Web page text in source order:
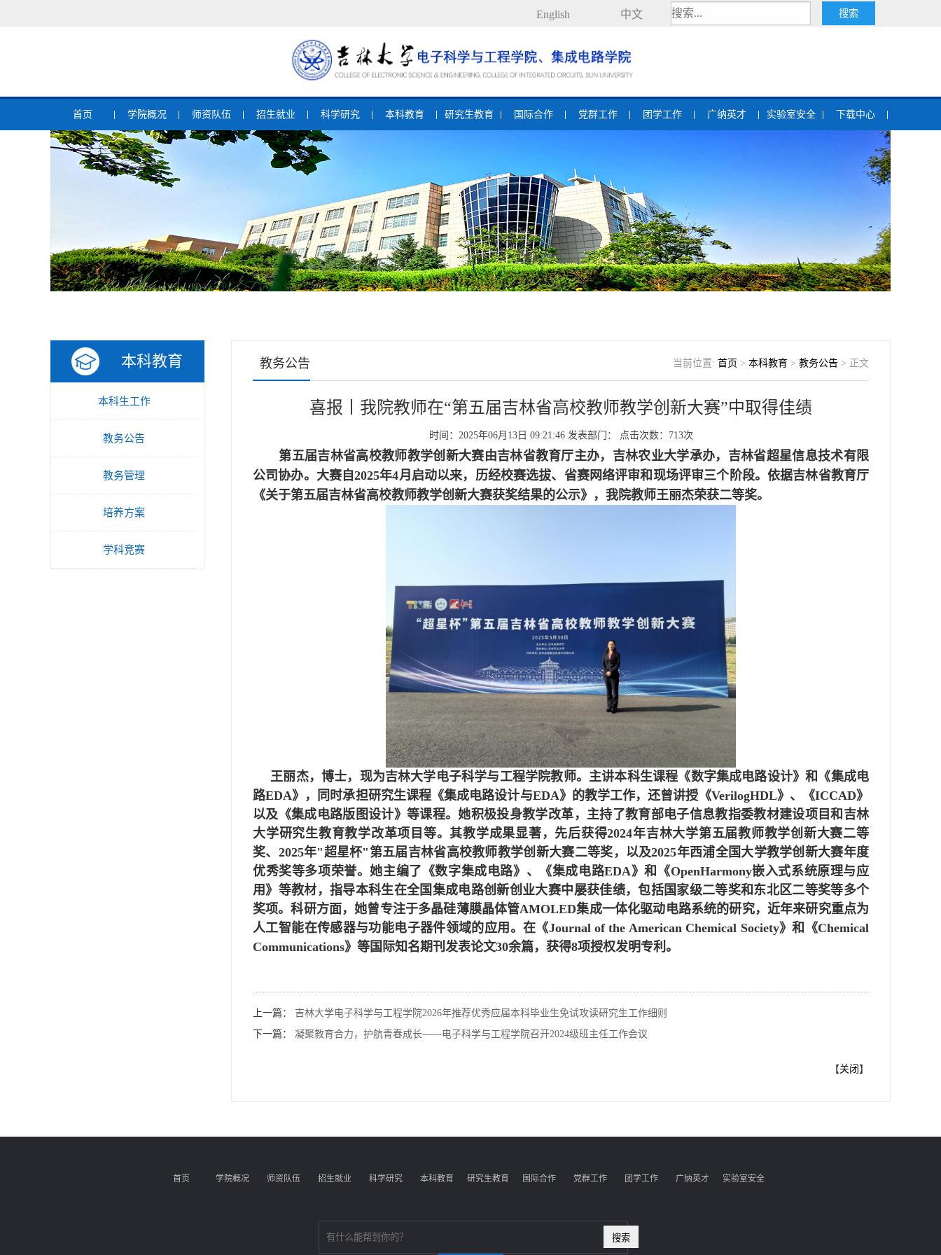
English 中文
首页 学院概况 师资队伍 招生就业 科学研究 本科教育 研究生教育 国际合作 党群工作 团学工作 广纳英才 实验室安全 下载中心
本科教育
本科生工作
教务公告
教务管理
培养方案
学科竞赛
教务公告 当前位置: 首页 > 本科教育 > 教务公告 > 正文
喜报丨我院教师在“第五届吉林省高校教师教学创新大赛”中取得佳绩
时间：2025年06月13日 09:21:46 发表部门： 点击次数： 713次
第五届吉林省高校教师教学创新大赛由吉林省教育厅主办，吉林农业大学承办，吉林省超星信息技术有限
公司协办。大赛自2025年4月启动以来，历经校赛选拔、省赛网络评审和现场评审三个阶段。依据吉林省教育厅
《关于第五届吉林省高校教师教学创新大赛获奖结果的公示》，我院教师王丽杰荣获二等奖。
王丽杰，博士，现为吉林大学电子科学与工程学院教师。主讲本科生课程《数字集成电路设计》和《集成电
路EDA》，同时承担研究生课程《集成电路设计与EDA》的教学工作，还曾讲授《VerilogHDL》、《ICCAD》
以及《集成电路版图设计》等课程。她积极投身教学改革，主持了教育部电子信息教指委教材建设项目和吉林
大学研究生教育教学改革项目等。其教学成果显著，先后获得2024年吉林大学第五届教师教学创新大赛二等
奖、2025年"超星杯"第五届吉林省高校教师教学创新大赛二等奖，以及2025年西浦全国大学教学创新大赛年度
优秀奖等多项荣誉。她主编了《数字集成电路》、《集成电路EDA》和《OpenHarmony嵌入式系统原理与应
用》等教材，指导本科生在全国集成电路创新创业大赛中屡获佳绩，包括国家级二等奖和东北区二等奖等多个
奖项。科研方面，她曾专注于多晶硅薄膜晶体管AMOLED集成一体化驱动电路系统的研究，近年来研究重点为
人工智能在传感器与功能电子器件领域的应用。在《Journal of the American Chemical Society》和《Chemical
Communications》等国际知名期刊发表论文30余篇，获得8项授权发明专利。
上一篇：
吉林大学电子科学与工程学院2026年推荐优秀应届本科毕业生免试攻读研究生工作细则
下一篇：
凝聚教育合力，护航青春成长——电子科学与工程学院召开2024级班主任工作会议
【关闭 】
首页 学院概况 师资队伍 招生就业 科学研究 本科教育 研究生教育 国际合作 党群工作 团学工作 广纳英才 实验室安全